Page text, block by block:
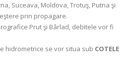
Suceava, Moldova, Trotuş, Putna şi
prin propagare.
Prut şi Bârlad, debitele vor fi
hidrometrice se vor situa sub COTELE